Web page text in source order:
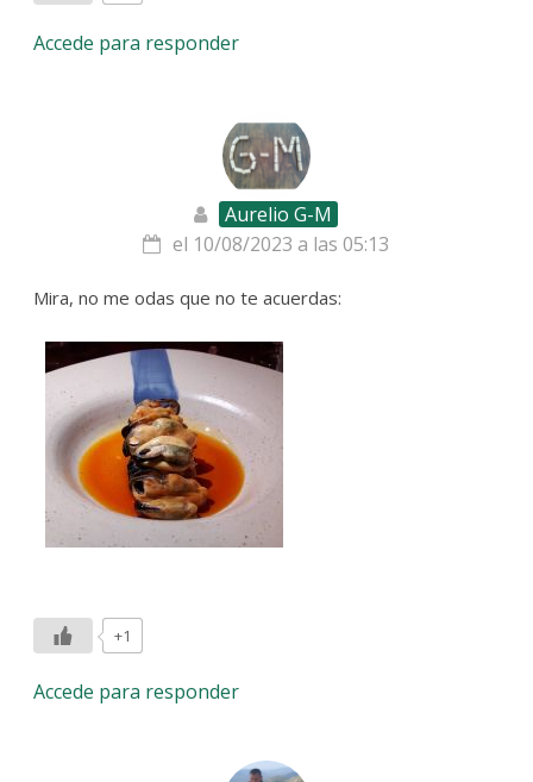
Accede para responder
Aurelio G-M
el 10/08/2023 a las 05:13
Mira, no me odas que no te acuerdas:
+1
Accede para responder